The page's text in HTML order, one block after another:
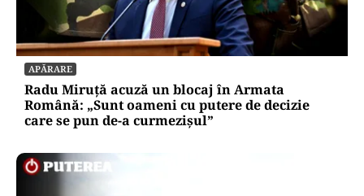
APĂRARE
Radu Miruță acuză un blocaj în Armata
Română: „Sunt oameni cu putere de decizie
care se pun de-a curmezișul”